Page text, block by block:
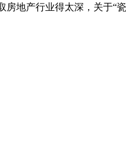
地产行业得太深，关于“